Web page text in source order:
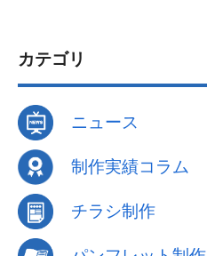
カテゴリ
ニュース
制作実績コラム
チラシ制作